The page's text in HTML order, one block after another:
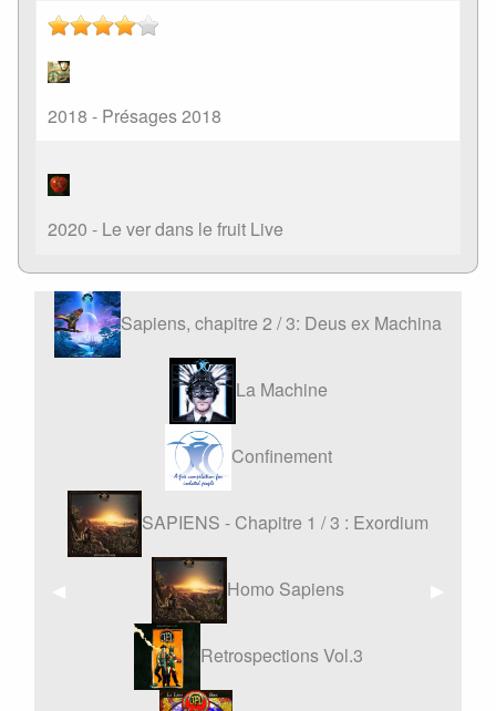
2018 - Présages 2018
2020 - Le ver dans le fruit Live
Sapiens, chapitre 2 / 3: Deus ex Machina
La Machine
Confinement
SAPIENS - Chapitre 1 / 3 : Exordium
Homo Sapiens
Retrospections Vol.3